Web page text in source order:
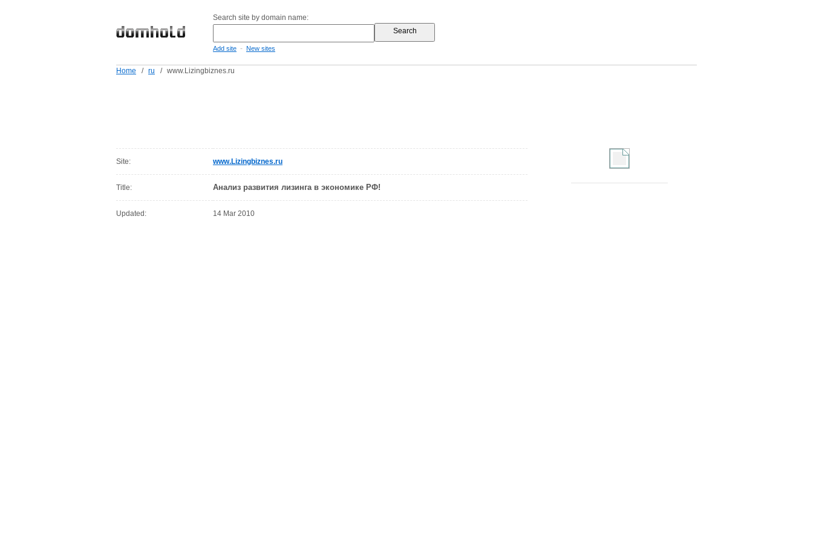
Search site by domain name:
Add site - New sites
Home / ru / www.Lizingbiznes.ru
Site: www.Lizingbiznes.ru
Title: Анализ развития лизинга в экономике РФ!
Updated: 14 Mar 2010